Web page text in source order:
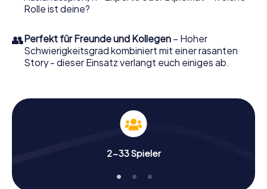
Rolle ist deine?
👥Perfekt für Freunde und Kollegen – Hoher
Schwierigkeitsgrad kombiniert mit einer rasanten
Story - dieser Einsatz verlangt euch einiges ab.
2-33 Spieler